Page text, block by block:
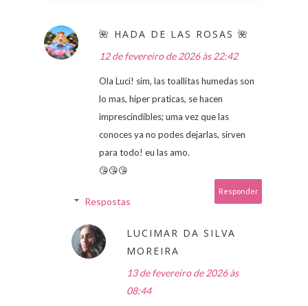
🌺 HADA DE LAS ROSAS 🌺
12 de fevereiro de 2026 às 22:42
Ola Luci! sim, las toallitas humedas son
lo mas, hiper praticas, se hacen
imprescindibles; uma vez que las
conoces ya no podes dejarlas, sirven
para todo! eu las amo.
😘😘😘
Responder
Respostas
LUCIMAR DA SILVA
MOREIRA
13 de fevereiro de 2026 às
08:44